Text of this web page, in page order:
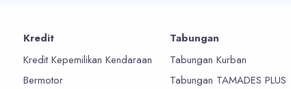
Kredit
Kredit Kepemilikan Kendaraan
Bermotor
Tabungan
Tabungan Kurban
Tabungan TAMADES PLUS